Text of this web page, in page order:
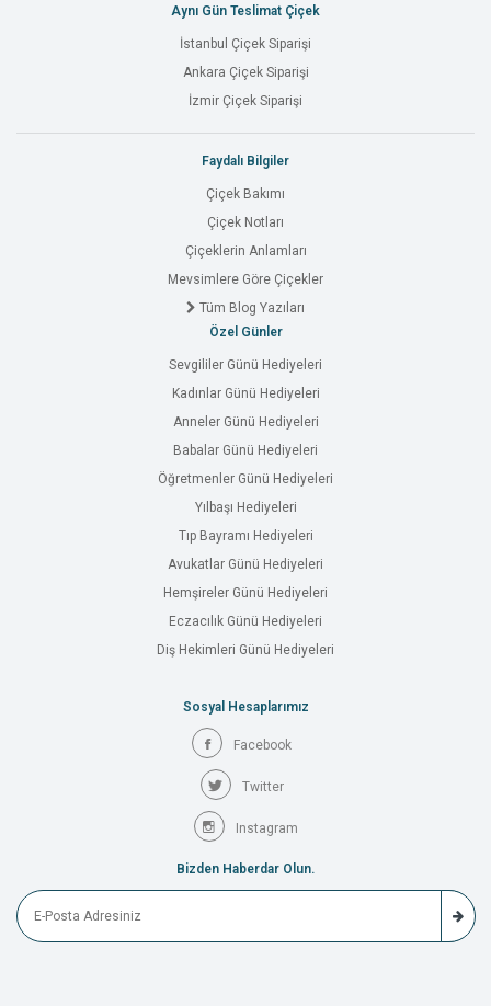
Aynı Gün Teslimat Çiçek
İstanbul Çiçek Siparişi
Ankara Çiçek Siparişi
İzmir Çiçek Siparişi
Faydalı Bilgiler
Çiçek Bakımı
Çiçek Notları
Çiçeklerin Anlamları
Mevsimlere Göre Çiçekler
Tüm Blog Yazıları
Özel Günler
Sevgililer Günü Hediyeleri
Kadınlar Günü Hediyeleri
Anneler Günü Hediyeleri
Babalar Günü Hediyeleri
Öğretmenler Günü Hediyeleri
Yılbaşı Hediyeleri
Tıp Bayramı Hediyeleri
Avukatlar Günü Hediyeleri
Hemşireler Günü Hediyeleri
Eczacılık Günü Hediyeleri
Diş Hekimleri Günü Hediyeleri
Sosyal Hesaplarımız
Facebook
Twitter
Instagram
Bizden Haberdar Olun.